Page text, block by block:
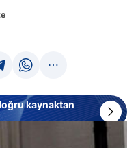
kaynaktan